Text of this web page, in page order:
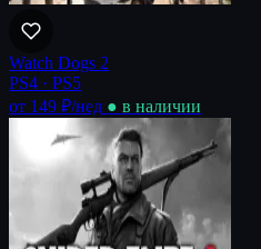
Watch Dogs 2
PS4 · PS5
от 149 ₽/нед ● в наличии